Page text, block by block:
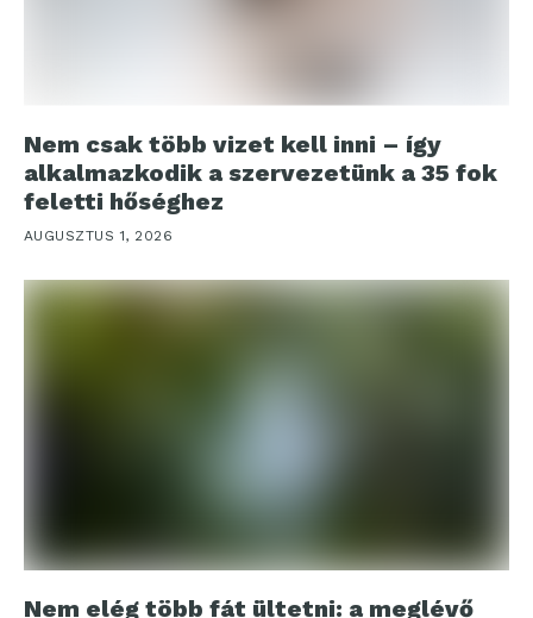
Nem csak több vizet kell inni – így
alkalmazkodik a szervezetünk a 35 fok
feletti hőséghez
AUGUSZTUS 1, 2026
Nem elég több fát ültetni: a meglévő